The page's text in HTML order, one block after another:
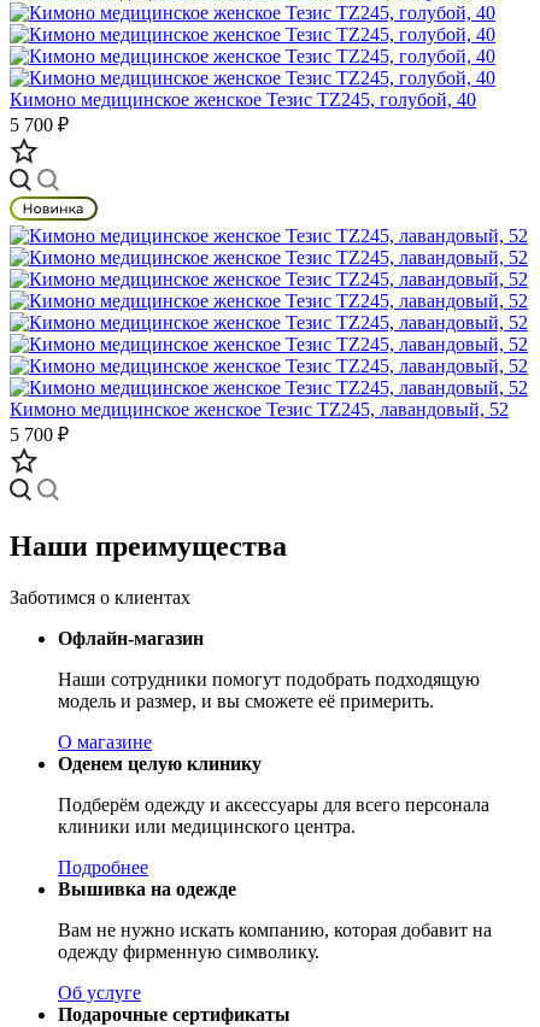
Кимоно медицинское женское Тезис TZ245, голубой, 40
5 700 ₽
Кимоно медицинское женское Тезис TZ245, лавандовый, 52
5 700 ₽
Наши преимущества
Заботимся о клиентах
Офлайн-магазин
Наши сотрудники помогут подобрать подходящую
модель и размер, и вы сможете её примерить.
О магазине
Оденем целую клинику
Подберём одежду и аксессуары для всего персонала
клиники или медицинского центра.
Подробнее
Вышивка на одежде
Вам не нужно искать компанию, которая добавит на
одежду фирменную символику.
Об услуге
Подарочные сертификаты